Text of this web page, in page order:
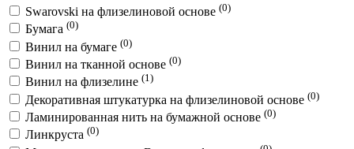
Swarovski на флизелиновой основе (0)
Бумага (0)
Винил на бумаге (0)
Винил на тканной основе (0)
Винил на флизелине (1)
Декоративная штукатурка на флизелиновой основе (0)
Ламинированная нить на бумажной основе (0)
Линкруста (0)